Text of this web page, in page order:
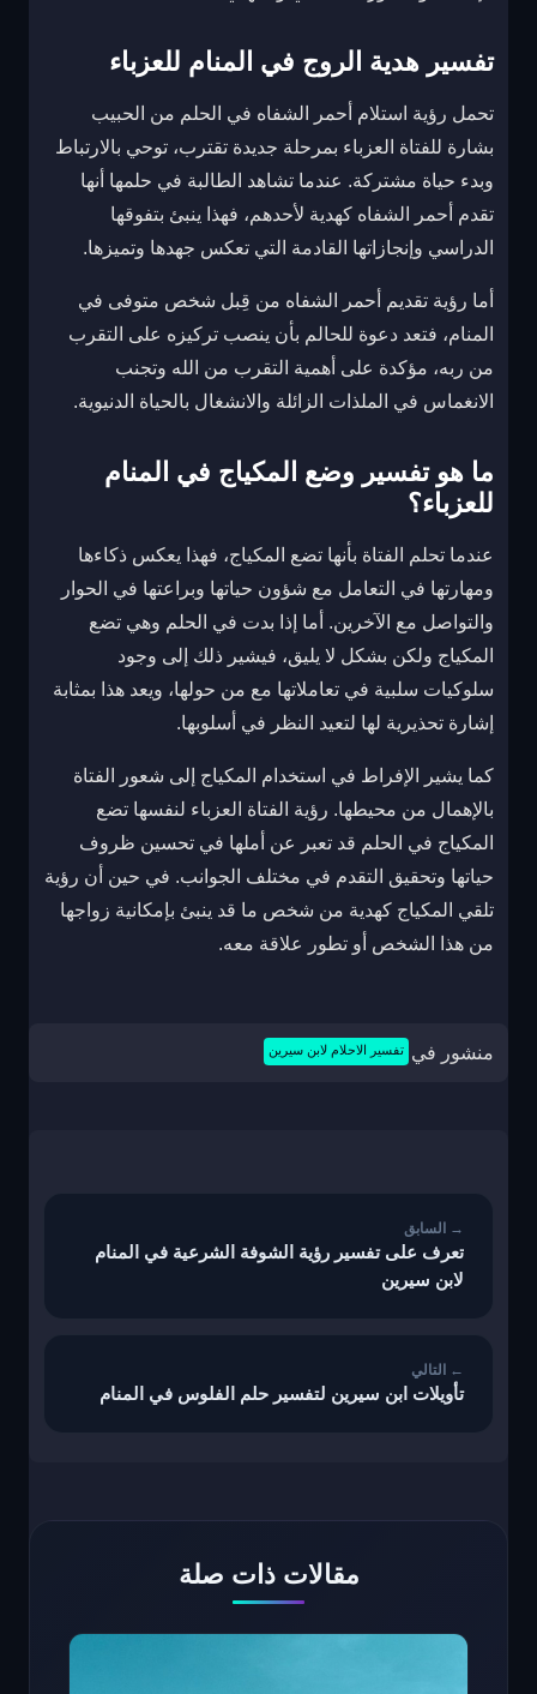
تفسير هدية الروج في المنام للعزباء
تحمل رؤية استلام أحمر الشفاه في الحلم من الحبيب
بشارة للفتاة العزباء بمرحلة جديدة تقترب، توحي بالارتباط
وبدء حياة مشتركة. عندما تشاهد الطالبة في حلمها أنها
تقدم أحمر الشفاه كهدية لأحدهم، فهذا ينبئ بتفوقها
الدراسي وإنجازاتها القادمة التي تعكس جهدها وتميزها.
أما رؤية تقديم أحمر الشفاه من قِبل شخص متوفى في
المنام، فتعد دعوة للحالم بأن ينصب تركيزه على التقرب
من ربه، مؤكدة على أهمية التقرب من الله وتجنب
الانغماس في الملذات الزائلة والانشغال بالحياة الدنيوية.
ما هو تفسير وضع المكياج في المنام
للعزباء؟
عندما تحلم الفتاة بأنها تضع المكياج، فهذا يعكس ذكاءها
ومهارتها في التعامل مع شؤون حياتها وبراعتها في الحوار
والتواصل مع الآخرين. أما إذا بدت في الحلم وهي تضع
المكياج ولكن بشكل لا يليق، فيشير ذلك إلى وجود
سلوكيات سلبية في تعاملاتها مع من حولها، ويعد هذا بمثابة
إشارة تحذيرية لها لتعيد النظر في أسلوبها.
كما يشير الإفراط في استخدام المكياج إلى شعور الفتاة
بالإهمال من محيطها. رؤية الفتاة العزباء لنفسها تضع
المكياج في الحلم قد تعبر عن أملها في تحسين ظروف
حياتها وتحقيق التقدم في مختلف الجوانب. في حين أن رؤية
تلقي المكياج كهدية من شخص ما قد ينبئ بإمكانية زواجها
من هذا الشخص أو تطور علاقة معه.
منشور في تفسير الاحلام لابن سيرين
تعرف على تفسير رؤية الشوفة الشرعية في المنام
لابن سيرين
تأويلات ابن سيرين لتفسير حلم الفلوس في المنام
مقالات ذات صلة